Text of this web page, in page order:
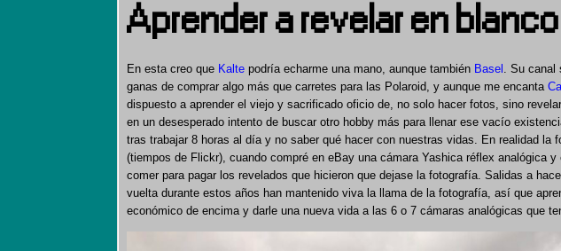
Aprender a revelar en
En esta creo que Kalte podría echarme una mano, aunque también Basel . Su canal
ganas de comprar algo más que carretes para las Polaroid, y aunque me encanta
dispuesto a aprender el viejo y sacrificado oficio de, no solo hacer fotos, sino
en un desesperado intento de buscar otro hobby más para llenar ese vacío
tras trabajar 8 horas al día y no saber qué hacer con nuestras vidas. En realidad la
(tiempos de Flickr), cuando compré en eBay una cámara Yashica réflex analógica
comer para pagar los revelados que hicieron que dejase la fotografía. Salidas a
vuelta durante estos años han mantenido viva la llama de la fotografía, así que
económico de encima y darle una nueva vida a las 6 o 7 cámaras analógicas que